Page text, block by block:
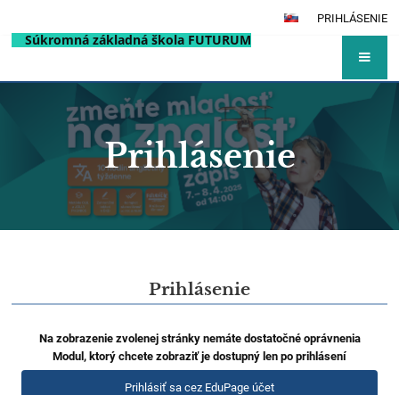
PRIHLÁSENIE
Súkromná základná škola FUTURUM
Prihlásenie
Prihlásenie
Na zobrazenie zvolenej stránky nemáte dostatočné oprávnenia
Modul, ktorý chcete zobraziť je dostupný len po prihlásení
Prihlásiť sa cez EduPage účet